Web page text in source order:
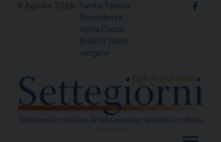
9 Agosto 2026
Santa Teresa
Benedetta
della Croce
(Edith) Stein,
vergine